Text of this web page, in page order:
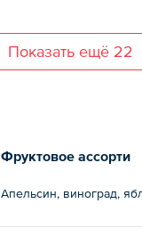
Показать ещё 22
Фруктовое ассорти
Апельсин, виноград,